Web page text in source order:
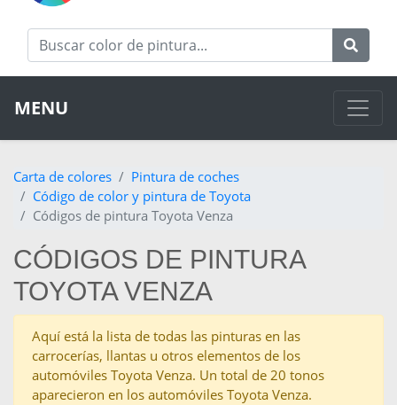
MENU
Carta de colores
Pintura de coches
Código de color y pintura de Toyota
Códigos de pintura Toyota Venza
CÓDIGOS DE PINTURA
TOYOTA VENZA
Aquí está la lista de todas las pinturas en las
carrocerías, llantas u otros elementos de los
automóviles Toyota Venza. Un total de 20 tonos
aparecieron en los automóviles Toyota Venza.